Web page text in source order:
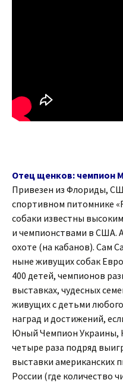
Отец щенков: чемпион
Привезен из Флориды,
спортивном питомнике
собаки известны
и чемпионствами в США.
охоте (на кабанов). Сам
ныне живущих собак
400 детей, чемпионов
выставках, чудесных
живущих с детьми
наград и достижений,
Юный Чемпион Украины,
четыре раза подряд
выставки американских
России (где количество